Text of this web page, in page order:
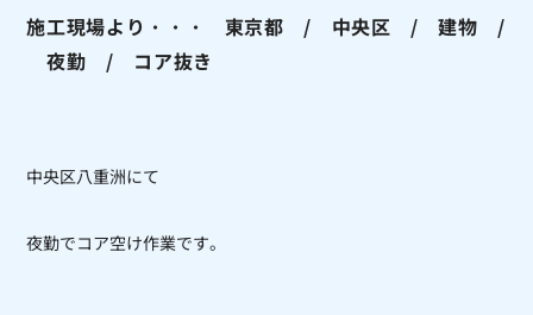
施工現場より・・・ 東京都 / 中央区 / 建物 /
夜勤 / コア抜き
中央区八重洲にて
夜勤でコア空け作業です。